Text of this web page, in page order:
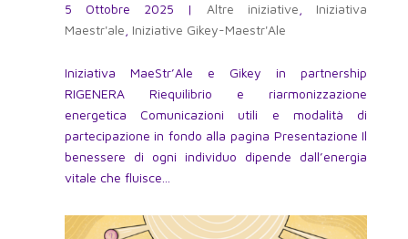
5 Ottobre 2025 | Altre iniziative
Iniziativa
Maestr'ale Iniziative Gikey-Maestr'Ale
Iniziativa MaeStr’Ale e Gikey in partnership
RIGENERA Riequilibrio e riarmonizzazione
energetica Comunicazioni utili e modalità di
partecipazione in fondo alla pagina Presentazione Il
benessere di ogni individuo dipende dall’energia
vitale che fluisce...